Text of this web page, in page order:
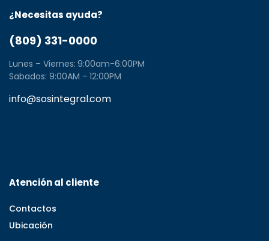
¿Necesitas ayuda?
(809) 331-0000
Lunes – Viernes: 9:00am-6:00PM
Sabados: 9:00AM – 12:00PM
info@sosintegral.com
Atención al cliente
Contactos
Ubicación